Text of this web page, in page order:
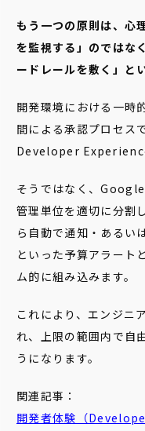
もう一つの原則は、心
を監視する」のではな
ードレールを敷く」と
開発環境における一時
間による承認プロセス
Developer Experience
そうではなく、
管理単位を適切に分割
ら自動で通知・あるい
といった予算アラート
ム的に組み込みます。
これにより、エンジニ
れ、上限の範囲内で自
うになります。
関連記事：
開発者体験（